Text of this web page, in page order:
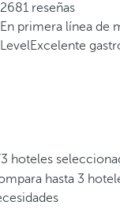
2681 reseñas
En primera línea de
LevelExcelente
hoteles
hasta 3